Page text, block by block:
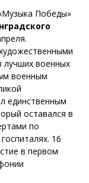
Победы»
лучших военных
военным
единственным
оставался в
по
16
в первом